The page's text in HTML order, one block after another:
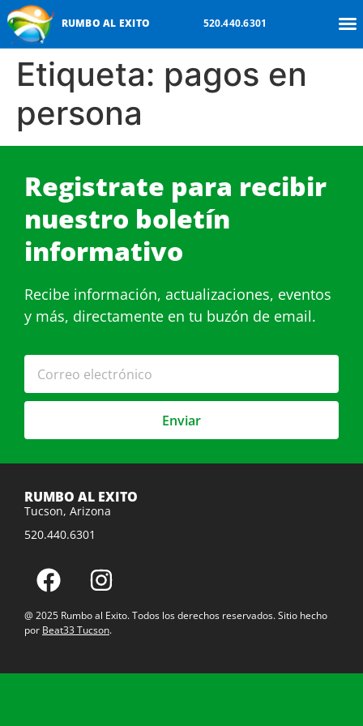
RUMBO AL EXITO 520.440.6301
Etiqueta: pagos en
persona
Registrate para recibir
nuestro boletín
informativo
Recibe información, actualizaciones, eventos
y más, directamente en tu buzón de email.
Enviar
RUMBO AL EXITO
Tucson, Arizona
520.440.6301
@ 2025 Rumbo al Exito. Todos los derechos reservados. Sitio hecho
por Beat33 Tucson.